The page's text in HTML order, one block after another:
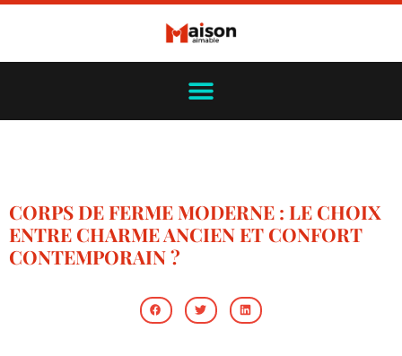
CORPS DE FERME MODERNE : LE CHOIX
ENTRE CHARME ANCIEN ET CONFORT
CONTEMPORAIN ?